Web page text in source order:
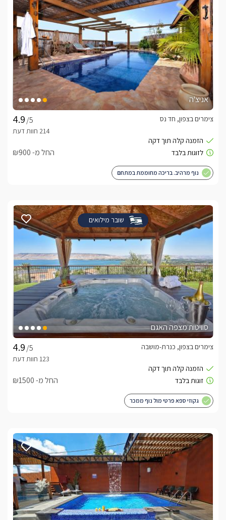
אניצ'ה
/5
צימרים בצפון, חד נס
החל מ- ₪900
נוף מרהיב. בריכה מחוממת במתחם
שובר מילואים
סוויטות מצפה האגם
/5
צימרים בצפון, כנרת-מושבה
החל מ- ₪1500
גקוזי ספא פרטי מול נוף ממכר